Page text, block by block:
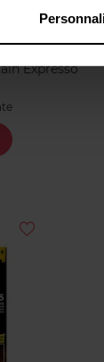
Expresso